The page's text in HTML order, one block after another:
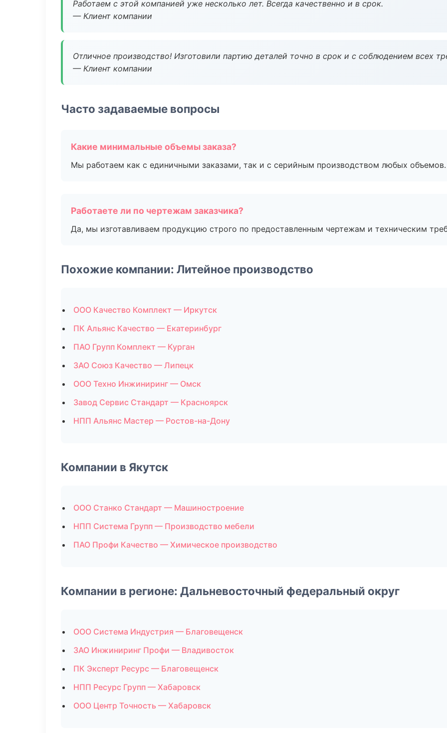
Работаем с этой компанией уже несколько лет. Всегда качественно и в срок.
— Клиент компании
Отличное производство! Изготовили партию деталей точно в срок и с соблюдением всех
— Клиент компании
Часто задаваемые вопросы
Какие минимальные объемы заказа?
Мы работаем как с единичными заказами, так и с серийным производством любых объемов.
Работаете ли по чертежам заказчика?
Да, мы изготавливаем продукцию строго по предоставленным чертежам и техническим
Похожие компании: Литейное производство
ООО Качество Комплект — Иркутск
ПК Альянс Качество — Екатеринбург
ПАО Групп Комплект — Курган
ЗАО Союз Качество — Липецк
ООО Техно Инжиниринг — Омск
Завод Сервис Стандарт — Красноярск
НПП Альянс Мастер — Ростов-на-Дону
Компании в Якутск
ООО Станко Стандарт — Машиностроение
НПП Система Групп — Производство мебели
ПАО Профи Качество — Химическое производство
Компании в регионе: Дальневосточный федеральный округ
ООО Система Индустрия — Благовещенск
ЗАО Инжиниринг Профи — Владивосток
ПК Эксперт Ресурс — Благовещенск
НПП Ресурс Групп — Хабаровск
ООО Центр Точность — Хабаровск